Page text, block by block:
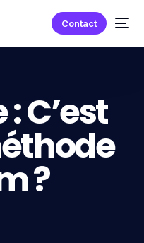
Contact
:C’est
?